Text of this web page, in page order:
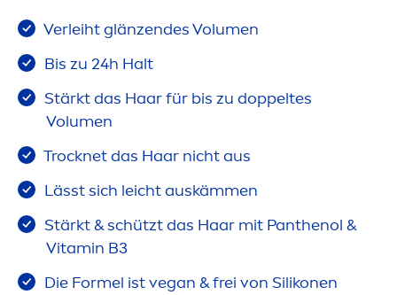
Verleiht glänzendes Volumen
Bis zu 24h Halt
Stärkt das Haar für bis zu doppeltes
Volumen
Trocknet das Haar nicht aus
Lässt sich leicht auskämmen
Stärkt & schützt das Haar mit Panthenol &
Vitamin B3
Die Formel ist vegan & frei von Silikonen